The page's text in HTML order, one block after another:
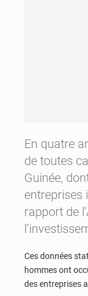
En quatre
de toutes
Guinée,
entreprises
rapport de
Ces données
hommes ont
des entreprises